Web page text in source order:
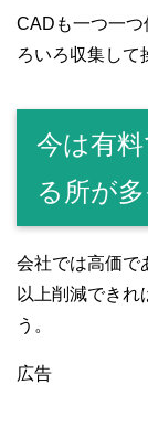
CADも一つ一
ろいろ収集して
今は有
る所が多
会社では高価で
以上削減できれ
う。
広告